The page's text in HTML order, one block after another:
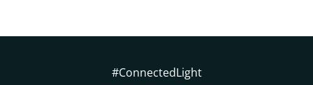
#ConnectedLight